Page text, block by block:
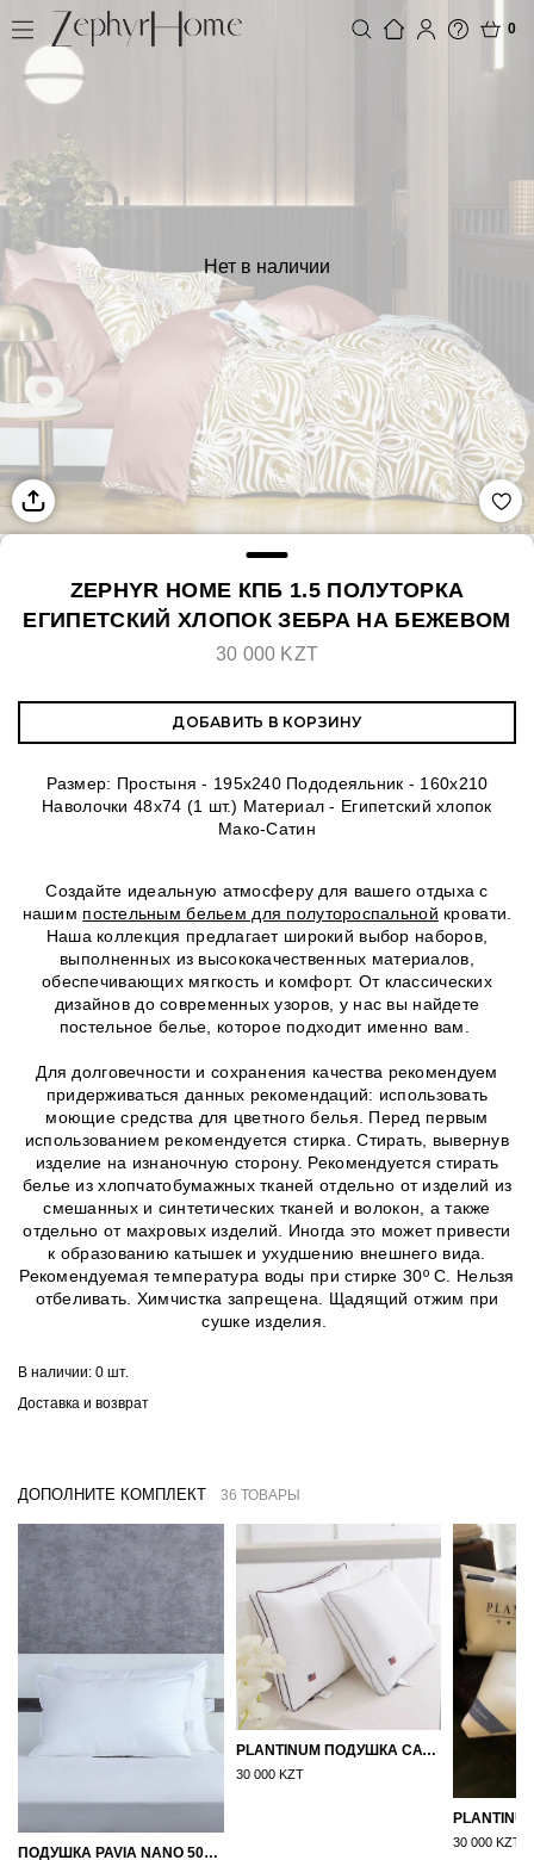
0
Нет в наличии
ZEPHYR HOME КПБ 1.5 ПОЛУТОРКА
ЕГИПЕТСКИЙ ХЛОПОК ЗЕБРА НА БЕЖЕВОМ
30 000 KZT
ДОБАВИТЬ В КОРЗИНУ
Размер: Простыня - 195x240 Пододеяльник - 160х210
Наволочки 48х74 (1 шт.) Материал - Египетский хлопок
Мако-Сатин
Создайте идеальную атмосферу для вашего отдыха с
нашим постельным бельем для полутороспальной кровати.
Наша коллекция предлагает широкий выбор наборов,
выполненных из высококачественных материалов,
обеспечивающих мягкость и комфорт. От классических
дизайнов до современных узоров, у нас вы найдете
постельное белье, которое подходит именно вам.
Для долговечности и сохранения качества рекомендуем
придерживаться данных рекомендаций: использовать
моющие средства для цветного белья. Перед первым
использованием рекомендуется стирка. Стирать, вывернув
изделие на изнаночную сторону. Рекомендуется стирать
белье из хлопчатобумажных тканей отдельно от изделий из
смешанных и синтетических тканей и волокон, а также
отдельно от махровых изделий. Иногда это может привести
к образованию катышек и ухудшению внешнего вида.
Рекомендуемая температура воды при стирке 30º C. Нельзя
отбеливать. Химчистка запрещена. Щадящий отжим при
сушке изделия.
В наличии: 0 шт.
Доставка и возврат
ДОПОЛНИТЕ КОМПЛЕКТ 36 ТОВАРЫ
ПОДУШКА PAVIA NANO 50X70
PLANTINUM ПОДУШКА САТИН, ШЕЛК 50Х70
30 000 KZT
30 000 KZT